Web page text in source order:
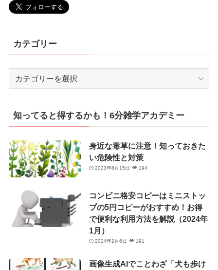
カテゴリー
リ
ー
知ってると得するかも！6分雑学アカデミー
身近な毒草に注意！知っておきた
い危険性と対策
2023年8月15日 194
コンビニ格安コピーはミニストッ
プの5円コピーがおすすめ！お得
で便利な利用方法を解説（2024年
1月）
2024年2月6日 191
画像生成AIでことわざ「犬も歩け